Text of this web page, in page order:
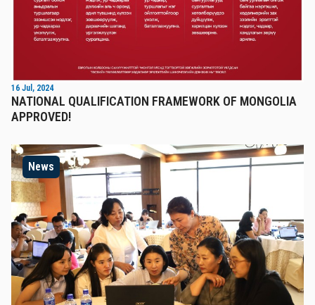
16 Jul, 2024
NATIONAL QUALIFICATION FRAMEWORK OF MONGOLIA
APPROVED!
News